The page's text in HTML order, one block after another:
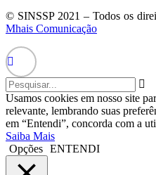
© SINSSP 2021 – Todos os
Mhais Comunicação
Usamos cookies em nosso site
relevante, lembrando suas
em “Entendi”, concorda com a
Saiba Mais
Opções ENTENDI